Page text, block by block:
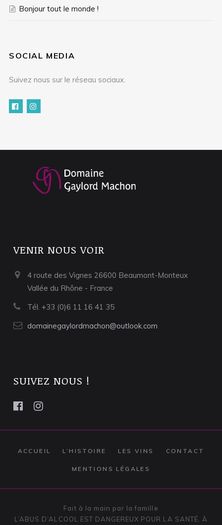
Bonjour tout le monde !
SOCIAL MEDIA
Suivez nous sur le réseau sociaux.
VENIR NOUS VOIR
4 route des Vignes 26600 Beaumont-Monteux
Vallée du Rhône - France
Tél. +33 (0)6 11 16 41 35
domainegaylordmachon@outlook.com
SUIVEZ NOUS !
ACCUEIL L’HISTOIRE LES VINS CONTACT
MENTIONS LÉGALES
Fait à la main par la famille
L’ABUS D’ALCOOL EST DANGEREUX POUR LA SANTÉ. À